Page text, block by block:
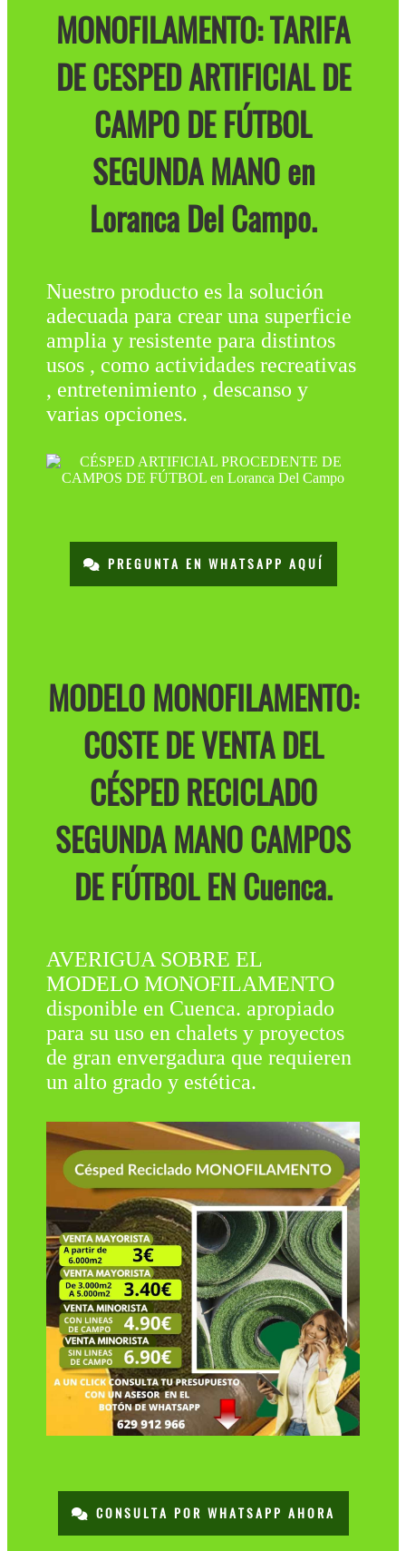
MONOFILAMENTO: TARIFA
DE CESPED ARTIFICIAL DE
CAMPO DE FÚTBOL
SEGUNDA MANO en
Loranca Del Campo.
Nuestro producto es la solución
adecuada para crear una superficie
amplia y resistente para distintos
usos , como actividades recreativas
, entretenimiento , descanso y
varias opciones.
PREGUNTA EN WHATSAPP AQUÍ
MODELO MONOFILAMENTO:
COSTE DE VENTA DEL
CÉSPED RECICLADO
SEGUNDA MANO CAMPOS
DE FÚTBOL EN Cuenca.
AVERIGUA SOBRE EL
MODELO MONOFILAMENTO
disponible en Cuenca. apropiado
para su uso en chalets y proyectos
de gran envergadura que requieren
un alto grado y estética.
CONSULTA POR WHATSAPP AHORA